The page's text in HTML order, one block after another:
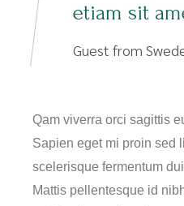
etiam sit
Guest from
Qam viverra orci sagittis
Sapien eget mi proin sed
scelerisque fermentum
Mattis pellentesque id